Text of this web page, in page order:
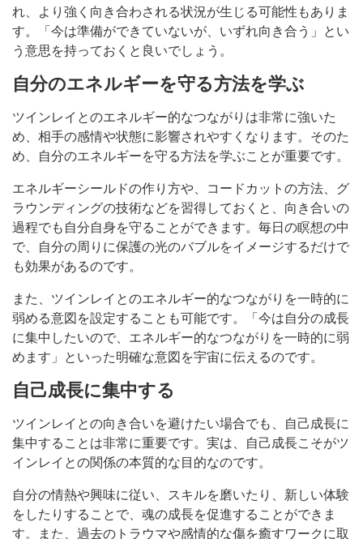
れ、より強く向き合わされる状況が生じる可能性もありま
す。「今は準備ができていないが、いずれ向き合う」とい
う意思を持っておくと良いでしょう。
自分のエネルギーを守る方法を学ぶ
ツインレイとのエネルギー的なつながりは非常に強いた
め、相手の感情や状態に影響されやすくなります。そのた
め、自分のエネルギーを守る方法を学ぶことが重要です。
エネルギーシールドの作り方や、コードカットの方法、グ
ラウンディングの技術などを習得しておくと、向き合いの
過程でも自分自身を守ることができます。毎日の瞑想の中
で、自分の周りに保護の光のバブルをイメージするだけで
も効果があるのです。
また、ツインレイとのエネルギー的なつながりを一時的に
弱める意図を設定することも可能です。「今は自分の成長
に集中したいので、エネルギー的なつながりを一時的に弱
めます」といった明確な意図を宇宙に伝えるのです。
自己成長に集中する
ツインレイとの向き合いを避けたい場合でも、自己成長に
集中することは非常に重要です。実は、自己成長こそがツ
インレイとの関係の本質的な目的なのです。
自分の情熱や興味に従い、スキルを磨いたり、新しい体験
をしたりすることで、魂の成長を促進することができま
す。また、過去のトラウマや感情的な傷を癒すワークに取